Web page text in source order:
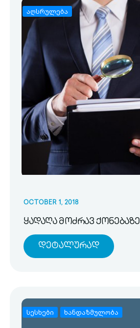
აღსრულება
OCTOBER 1, 2018
ყადაღა მოძრავ ქონებაზე
Დეტალურად
სესხები ხანდაზმულობა